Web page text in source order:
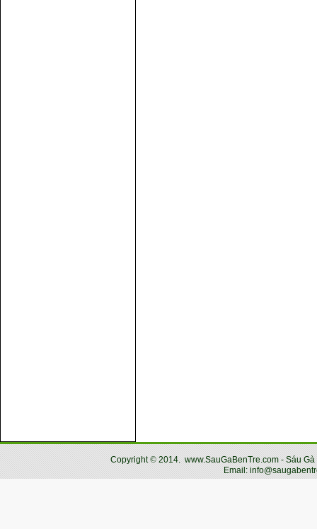
Copyright© 2014. www.SauGaBenTre.com - Sáu
Email: